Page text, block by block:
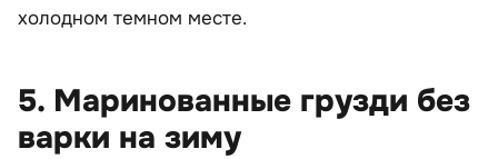
холодном темном месте.
5. Маринованные грузди без
варки на зиму